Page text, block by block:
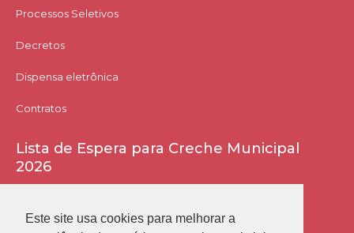
Processos Seletivos
Decretos
Dispensa eletrônica
Contratos
Lista de Espera para Creche Municipal
2026
Este site usa cookies para melhorar a